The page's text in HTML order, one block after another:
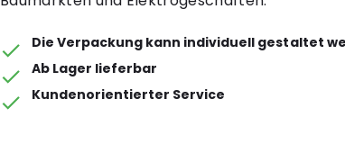
Die Verpackung kann individuell gestaltet
Ab Lager lieferbar
Kundenorientierter Service